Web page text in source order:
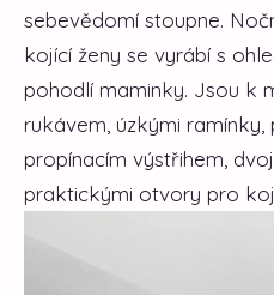
sebevědomí stoupne.
kojící ženy se vyrábí s
pohodlí maminky. Jsou k
rukávem, úzkými ramínky,
propínacím výstřihem,
praktickými otvory pro